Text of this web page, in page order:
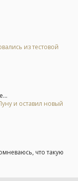
из тестовой
и оставил новый
что такую